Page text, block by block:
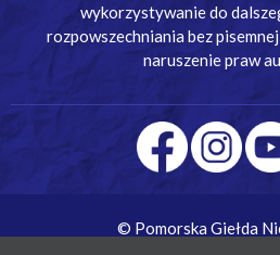
wykorzystywanie do
rozpowszechniania bez
naruszenie praw
© Pomorska Giełda